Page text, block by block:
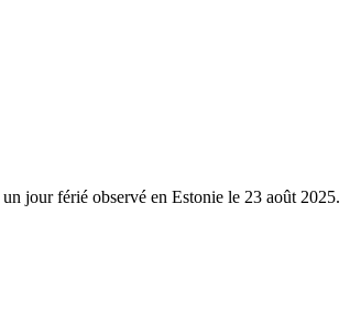
jour férié observé en Estonie le 23 août 2025.